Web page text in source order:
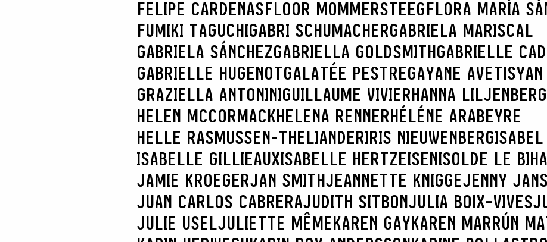
FELIPE CARDENASFLOOR MOMMERSTEEGFLORA MARÍA
FUMIKI TAGUCHIGABRI SCHUMACHERGABRIELA MARISCAL
GABRIELA SÁNCHEZGABRIELLA GOLDSMITHGABRIELLE
GABRIELLE HUGENOTGALATÉE PESTREGAYANE AVETISYAN
GRAZIELLA ANTONINIGUILLAUME VIVIERHANNA LILJENBERG
HELEN MCCORMACKHELENA RENNERHÉLÉNE ARABEYRE
HELLE RASMUSSEN-THELIANDERIRIS NIEUWENBERG
ISABELLE GILLIEAUXISABELLE HERTZEISENISOLDE LE
JAMIE KROEGERJAN SMITHJEANNETTE KNIGGEJENNY
JUAN CARLOS CABRERAJUDITH SITBONJULIA BOIX-VIVES
JULIE USELJULIETTE MÊMEKAREN GAYKAREN MARRÚN
RECHERCHER